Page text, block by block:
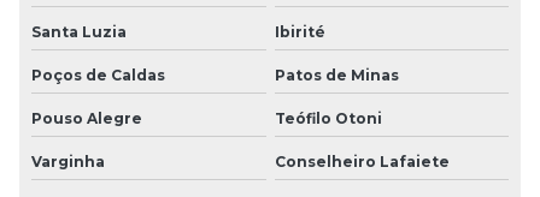
Santa Luzia Ibirité
Poços de Caldas Patos de Minas
Pouso Alegre Teófilo Otoni
Varginha Conselheiro Lafaiete